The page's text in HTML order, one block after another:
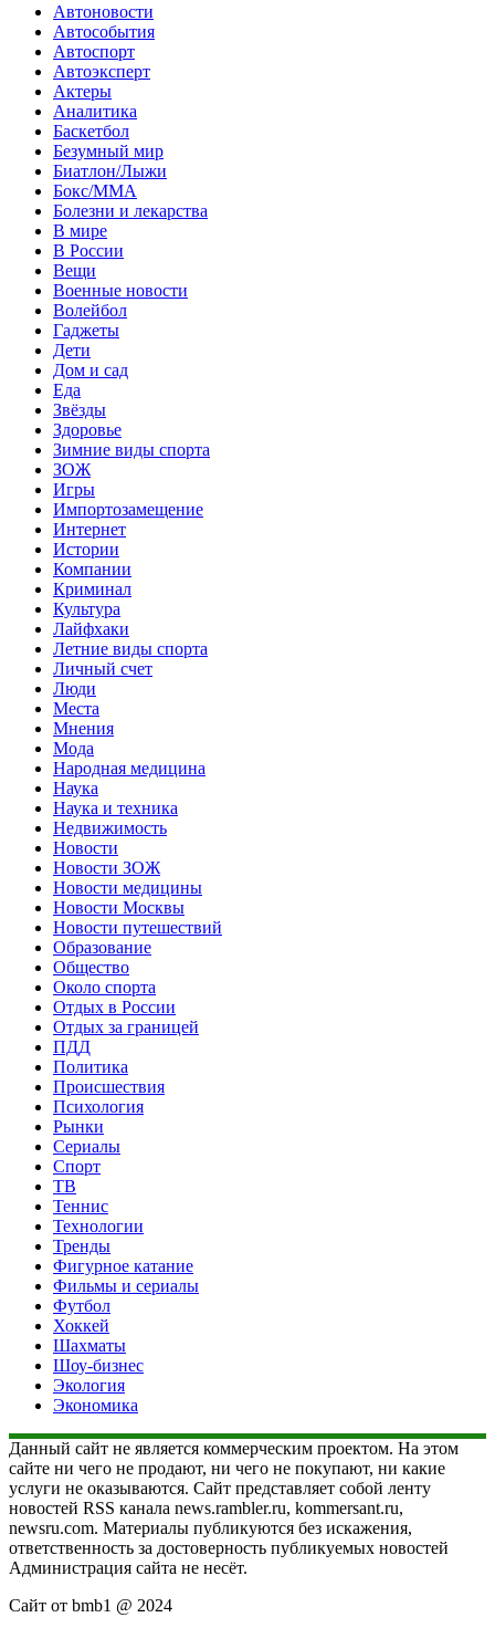
Автоновости
Автособытия
Автоспорт
Автоэксперт
Актеры
Аналитика
Баскетбол
Безумный мир
Биатлон/Лыжи
Бокс/MMA
Болезни и лекарства
В мире
В России
Вещи
Военные новости
Волейбол
Гаджеты
Дети
Дом и сад
Еда
Звёзды
Здоровье
Зимние виды спорта
ЗОЖ
Игры
Импортозамещение
Интернет
Истории
Компании
Криминал
Культура
Лайфхаки
Летние виды спорта
Личный счет
Люди
Места
Мнения
Мода
Народная медицина
Наука
Наука и техника
Недвижимость
Новости
Новости ЗОЖ
Новости медицины
Новости Москвы
Новости путешествий
Образование
Общество
Около спорта
Отдых в России
Отдых за границей
ПДД
Политика
Происшествия
Психология
Рынки
Сериалы
Спорт
ТВ
Теннис
Технологии
Тренды
Фигурное катание
Фильмы и сериалы
Футбол
Хоккей
Шахматы
Шоу-бизнес
Экология
Экономика
Данный сайт не является коммерческим проектом. На этом
сайте ни чего не продают, ни чего не покупают, ни какие
услуги не оказываются. Сайт представляет собой ленту
новостей RSS канала news.rambler.ru, kommersant.ru,
newsru.com. Материалы публикуются без искажения,
ответственность за достоверность публикуемых новостей
Администрация сайта не несёт.
Сайт от bmb1 @ 2024